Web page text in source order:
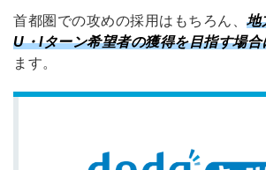
首都圏での攻めの採用はもちろん、 地
U・Iターン希望者の獲得を目指す場
ます。
許可なく投稿すること
せん